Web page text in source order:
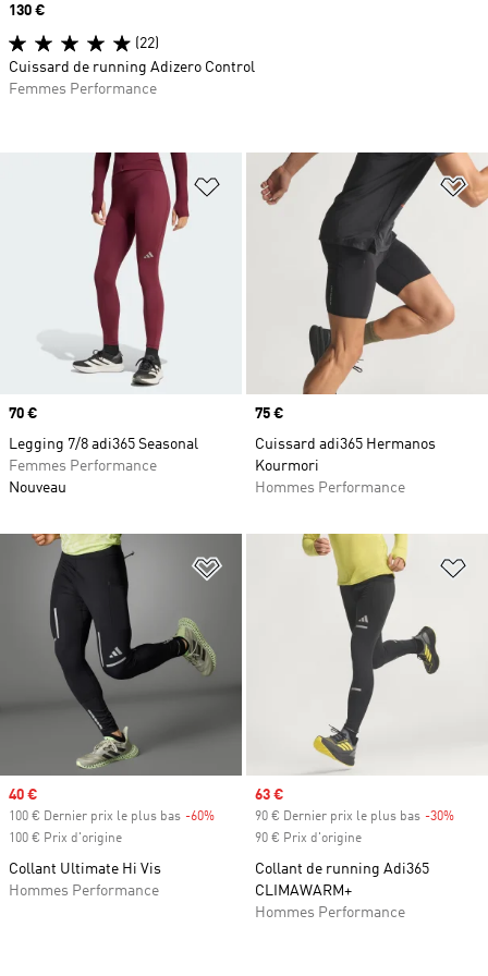
Ajouter à la Liste de produits
Prix
70 €
Legging 7/8 adi365 Seasonal
Femmes Performance
Nouveau
Prix
75 €
Cuissard adi365 Hermanos
Kourmori
Hommes Performance
Ajouter à la Liste de produits
Prix soldé
40 €
100 € Dernier prix le plus bas -60%
100 € Prix d'origine
Collant Ultimate Hi Vis
Hommes Performance
Prix soldé
63 €
90 € Dernier prix le plus bas -30%
90 € Prix d'origine
Collant de running Adi365
CLIMAWARM+
Hommes Performance
Prix
130 €
(22)
Cuissard de running Adizero Control
Femmes Performance